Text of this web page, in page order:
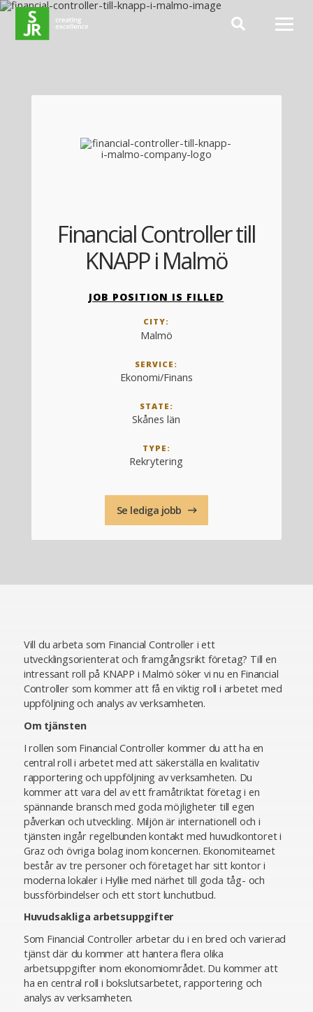
Hoppa till innehåll
JOB POSITION IS FILLED
CITY:
Malmö
SERVICE:
Ekonomi/Finans
STATE:
Skånes län
TYPE:
Rekrytering
Financial Controller till
KNAPP i Malmö
Se lediga jobb
Vill du arbeta som Financial Controller i ett
utvecklingsorienterat och framgångsrikt företag? Till en
intressant roll på KNAPP i Malmö söker vi nu en Financial
Controller som kommer att få en viktig roll i arbetet med
uppföljning och analys av verksamheten.
Om tjänsten
I rollen som Financial Controller kommer du att ha en
central roll i arbetet med att säkerställa en kvalitativ
rapportering och uppföljning av verksamheten. Du
kommer att vara del av ett framåtriktat företag i en
spännande bransch med goda möjligheter till egen
påverkan och utveckling. Miljön är internationell och i
tjänsten ingår regelbunden kontakt med huvudkontoret i
Graz och övriga bolag inom koncernen. Ekonomiteamet
består av tre personer och företaget har sitt kontor i
moderna lokaler i Hyllie med närhet till goda tåg- och
bussförbindelser och ett stort lunchutbud.
Huvudsakliga arbetsuppgifter
Som Financial Controller arbetar du i en bred och varierad
tjänst där du kommer att hantera flera olika
arbetsuppgifter inom ekonomiområdet. Du kommer att
ha en central roll i bokslutsarbetet, rapportering och
analys av verksamheten.